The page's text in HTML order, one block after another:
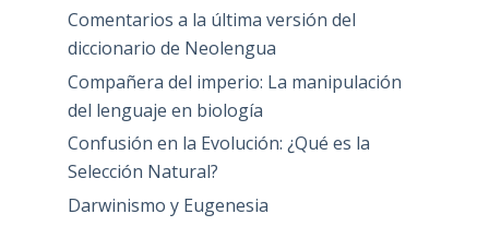
Comentarios a la última versión del
diccionario de Neolengua
Compañera del imperio: La manipulación
del lenguaje en biología
Confusión en la Evolución: ¿Qué es la
Selección Natural?
Darwinismo y Eugenesia